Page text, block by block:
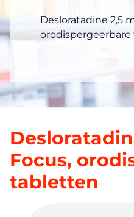
Desloratadine 2,5
Focus,
tabletten